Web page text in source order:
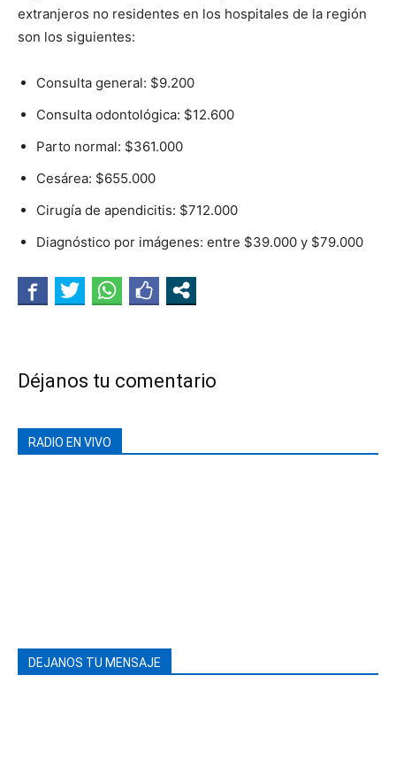
extranjeros no residentes en los hospitales de la región
son los siguientes:
Consulta general: $9.200
Consulta odontológica: $12.600
Parto normal: $361.000
Cesárea: $655.000
Cirugía de apendicitis: $712.000
Diagnóstico por imágenes: entre $39.000 y $79.000
Déjanos tu comentario
RADIO EN VIVO
DEJANOS TU MENSAJE